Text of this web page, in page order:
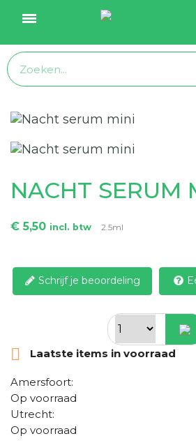
NACHT SERUM
€ 5,50 incl. btw 2.5ml
Schrijf je beoordeling
 Laatste items in voorraad
Amersfoort:
Op voorraad
Utrecht:
Op voorraad